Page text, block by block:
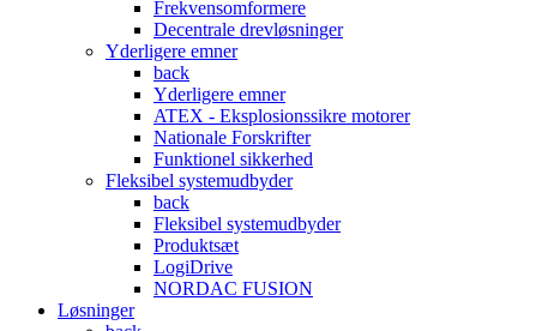
Frekvensomformere
Decentrale drevløsninger
Yderligere emner
back
Yderligere emner
ATEX - Eksplosionssikre motorer
Nationale Forskrifter
Funktionel sikkerhed
Fleksibel systemudbyder
back
Fleksibel systemudbyder
Produktsæt
LogiDrive
NORDAC FUSION
Løsninger